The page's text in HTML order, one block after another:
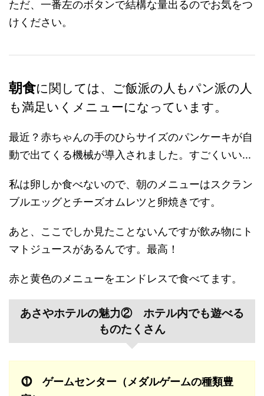
ただ、一番左のボタンで結構な量出るのでお気をつ
けください。
朝食に関しては、ご飯派の人もパン派の人
も満足いくメニューになっています。
最近？赤ちゃんの手のひらサイズのパンケーキが自
動で出てくる機械が導入されました。すごくいい...
私は卵しか食べないので、朝のメニューはスクラン
ブルエッグとチーズオムレツと卵焼きです。
あと、ここでしか見たことないんですが飲み物にト
マトジュースがあるんです。最高！
赤と黄色のメニューをエンドレスで食べてます。
あさやホテルの魅力② ホテル内でも遊べる
ものたくさん
⓵ ゲームセンター（メダルゲームの種類豊